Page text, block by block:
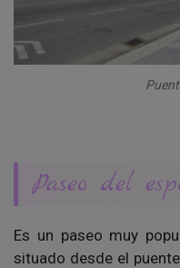
Paseo del
Es un paseo muy
situado desde el